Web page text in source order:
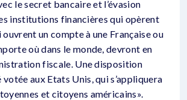
le secret bancaire et l’évasion
institutions financières qui opèrent
ouvrent un compte à une Française ou
où dans le monde, devront en
fiscale. Une disposition
aux Etats Unis, qui s’appliquera
et citoyens américains».